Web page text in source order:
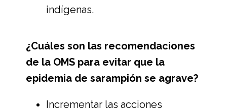
indígenas.
¿Cuáles son las recomendaciones
de la OMS para evitar que la
epidemia de sarampión se agrave?
Incrementar las acciones